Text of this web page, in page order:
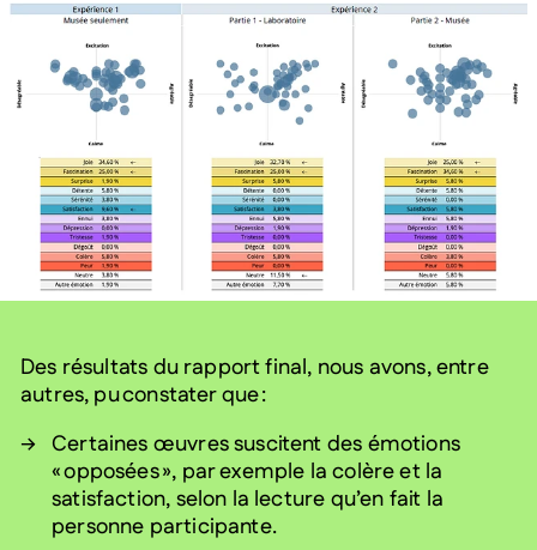
Des résultats du rapport final, nous avons, entre
autres, pu constater que :
Certaines œuvres suscitent des émotions
« opposées », par exemple la colère et la
satisfaction, selon la lecture qu’en fait la
personne participante.